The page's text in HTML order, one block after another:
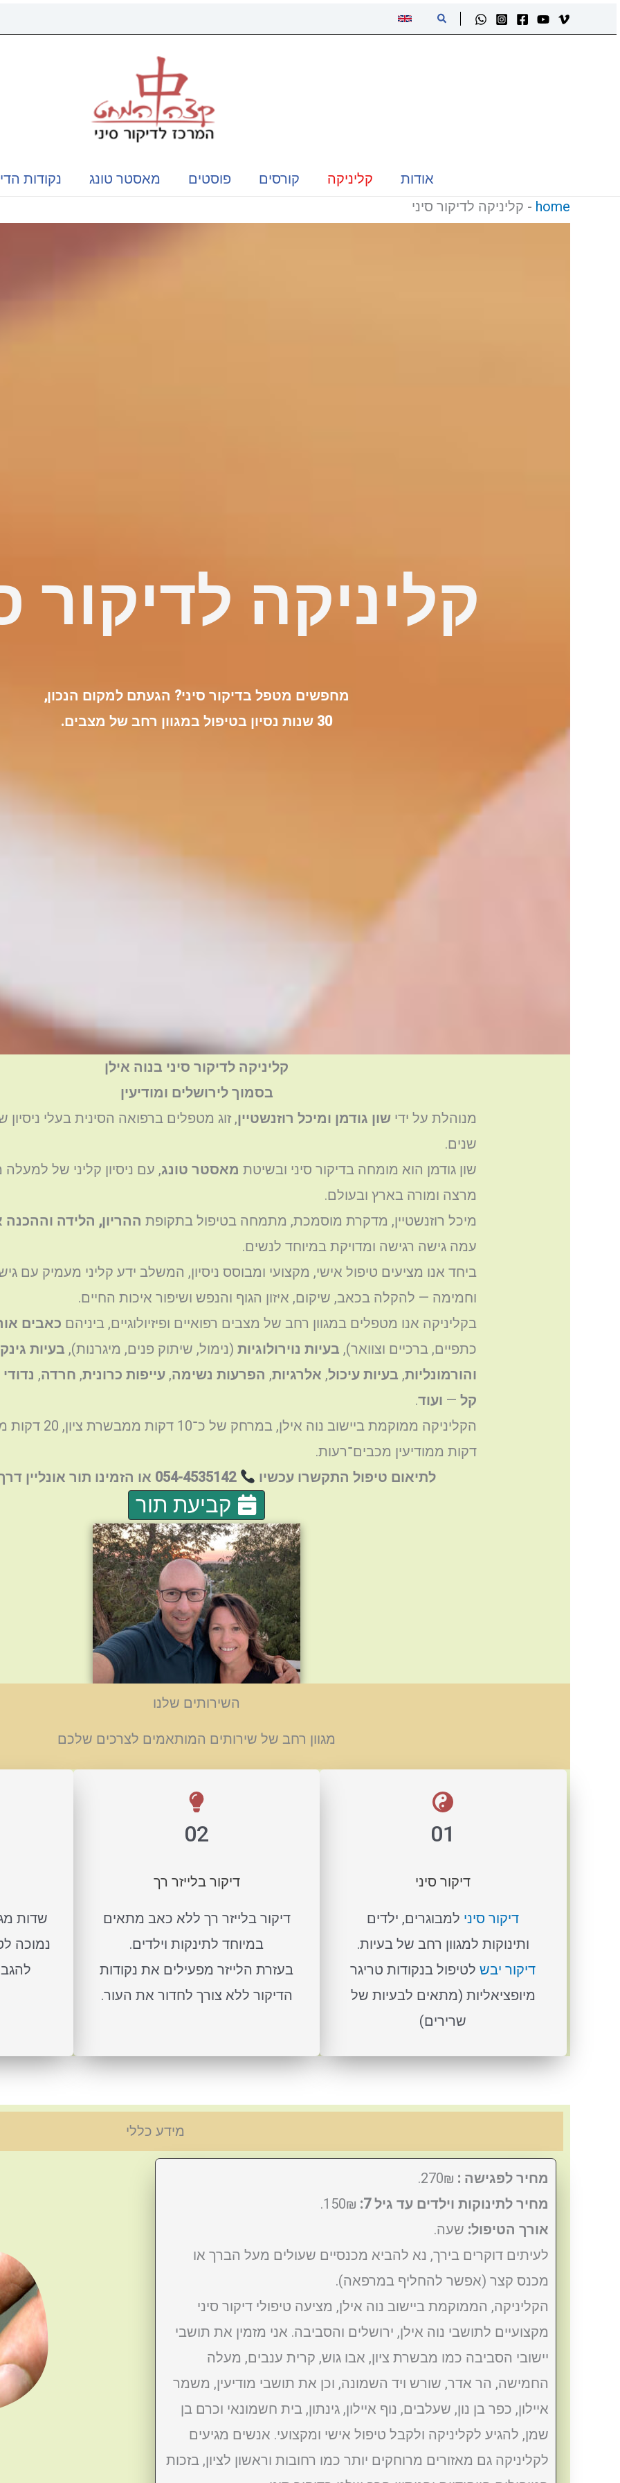
חיפוש
אודות קליניקה קורסים פוסטים מאסטר טונג
נקודות
home
- קליניקה לדיקור סיני
קליניקה לדיקור
מחפשים מטפל בדיקור סיני? הגעתם למקום הנכון,
30 שנות נסיון בטיפול במגוון רחב של מצבים.
קליניקה לדיקור סיני בנוה אילן
בסמוך לירושלים ומודיעין
מנוהלת על ידי שון גודמן ומיכל רוזנשטיין, זוג מטפלים ברפואה הסינית בעלי
שנים.
שון גודמן הוא מומחה בדיקור סיני ובשיטת מאסטר טונג
מרצה ומורה בארץ ובעולם.
מיכל רוזנשטיין, מדקרת מוסמכת, מתמחה בטיפול בתקופת ההריון, הלידה וההכנה
עמה גישה רגישה ומדויקת במיוחד לנשים.
ביחד אנו מציעים טיפול אישי, מקצועי ומבוסס ניסיון, המשלב ידע קליני מעמיק עם
וחמימה — להקלה בכאב, שיקום, איזון הגוף והנפש ושיפור איכות החיים.
בקליניקה אנו מטפלים במגוון רחב של מצבים רפואיים ופיזיולוגיים, ביניהם כאבים
כתפיים, ברכיים וצוואר), בעיות נוירולוגיות (נימול, שיתוק פנים, מיגרנות), בעיות
והורמונליות, בעיות עיכול, אלרגיות, הפרעות נשימה, עייפות כרונית, חרדה,
קל — ועוד.
דקות ממודיעין מכבים־רעות.
לתיאום טיפול התקשרו עכשיו
054-4535142 או הזמינו תור אונליין דרך האתר
קביעת תור
השירותים שלנו
מגוון רחב של שירותים המותאמים לצרכים שלכם
01
דיקור סיני
דיקור סיני למבוגרים, ילדים
ותינוקות למגוון רחב של בעיות.
דיקור יבשלטיפול בנקודות טריגר
מיופציאליות (מתאים לבעיות של
שרירים)
02
דיקור בלייזר רך
דיקור בלייזר רך ללא כאב מתאים
במיוחד לתינקות וילדים.
בעזרת הלייזר מפעילים את נקודות
הדיקור ללא צורך לחדור את העור.
שדות
נמוכה
מידע כללי
מחיר לפגישה :
מחיר לתינוקות וילדים עד גיל 7:
אורך הטיפול: שעה.
לעיתים דוקרים בירך, נא להביא מכנסיים שעולים מעל הברך או
מכנס קצר (אפשר להחליף במרפאה).
הקליניקה, הממוקמת ביישוב נוה אילן, מציעה טיפולי דיקור סיני
מקצועיים לתושבי נוה אילן, ירושלים והסביבה. אני מזמין את תושבי
יישובי הסביבה כמו מבשרת ציון, אבו גוש, קרית ענבים, מעלה
החמישה, הר אדר, שורש ויד השמונה, וכן את תושבי מודיעין, משמר
איילון, כפר בן נון, שעלבים, נוף איילון, גינתון, בית חשמונאי וכרם בן
שמן, להגיע לקליניקה ולקבל טיפול אישי ומקצועי. אנשים מגיעים
לקליניקה גם מאזורים מרוחקים יותר כמו רחובות וראשון לציון, בזכות